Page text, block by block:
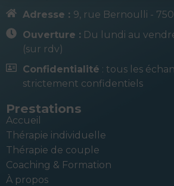
Adresse : 9, rue Bernoulli -
Ouverture : Du lundi au
(sur rdv)
Confidentialité : tous les
strictement confidentiels
Prestations
Accueil
Thérapie individuelle
Thérapie de couple
Coaching & Formation
À propos